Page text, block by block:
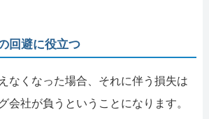
回避に役立つ
なくなった場合、それに伴う損失は
会社が負うということになります。